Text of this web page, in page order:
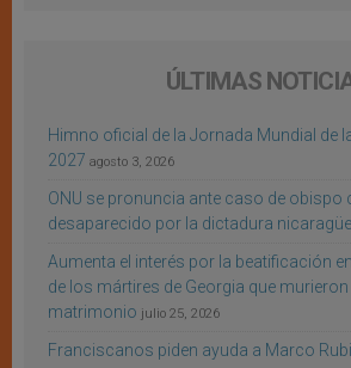
ÚLTIMAS
Himno oficial de la Jornada Mundial de
2027 agosto 3, 2026
ONU se pronuncia ante caso de obispo
desaparecido por la dictadura
Aumenta el interés por la beatificación
de los mártires de Georgia que murieron
matrimonio julio 25, 2026
Franciscanos piden ayuda a Marco